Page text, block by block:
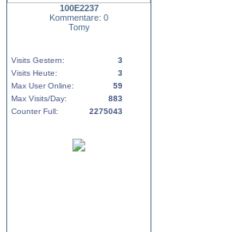
100E2237
Kommentare: 0
Tomy
Visits Gestern:
3
Visits Heute:
3
Max User Online:
59
Max Visits/Day:
883
Counter Full:
2275043